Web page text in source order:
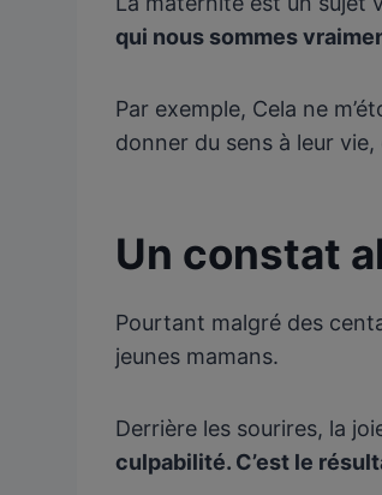
qui nous sommes
Par exemple, Cela ne
donner du sens à leur
Un constat
Pourtant malgré des
jeunes mamans.
Derrière les sourires, la
culpabilité. C’est le